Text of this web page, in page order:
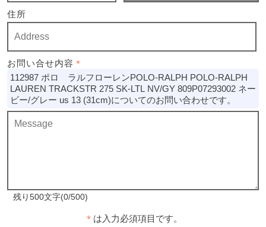
住所
お問い合せ内容 ＊
112987 ポロ ラルフローレンPOLO-RALPH POLO-RALPH
LAUREN TRACKSTR 275 SK-LTL NV/GY 809P07293002 ネー
ビー/グレー us 13 (31cm)についてのお問い合わせです。
残り500文字(0/500)
＊ は入力必須項目です。